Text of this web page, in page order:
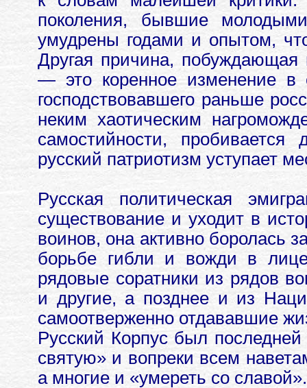
поколения, бывшие
умудрены годами и опытом,
Другая причина,
— это коренное изменение в
господствовавшего раньше
неким хаотическим
самостийности,
русский патриотизм уступает
Русская политическая
существование и уходит в
воинов, она активно боролась
борьбе гибли и вожди в
рядовые соратники из рядов
и другие, а позднее и из
самоотверженно отдававшие
Русский Корпус был
святую» и вопреки всем
а многие и «умереть со славой».